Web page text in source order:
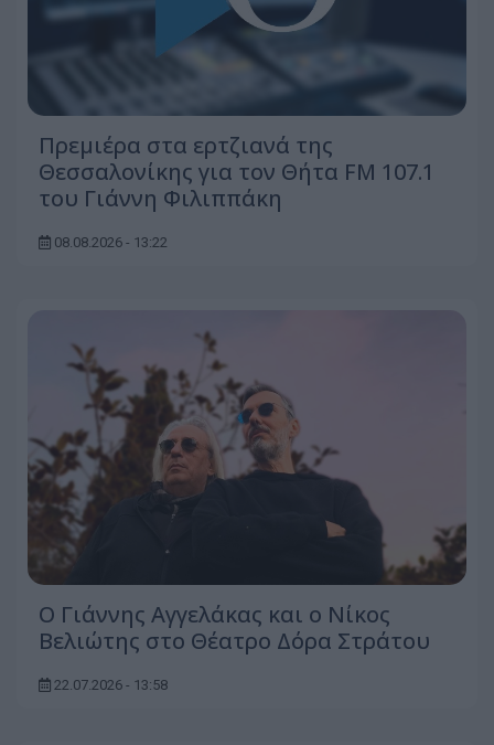
Πρεμιέρα στα ερτζιανά της
Θεσσαλονίκης για τον Θήτα FM 107.1
του Γιάννη Φιλιππάκη
08.08.2026 - 13:22
Ο Γιάννης Αγγελάκας και ο Νίκος
Βελιώτης στο Θέατρο Δόρα Στράτου
22.07.2026 - 13:58